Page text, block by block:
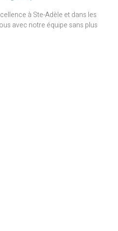
à Ste-Adèle et dans les
avec notre équipe sans plus